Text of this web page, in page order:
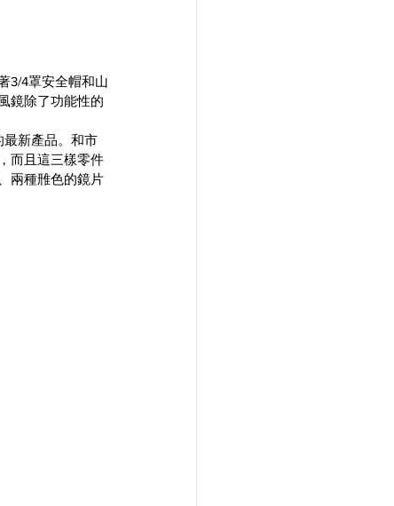
3/4罩安全帽和山
鏡除了功能性的
最新產品。和市
而且這三樣零件
兩種雃色的鏡片